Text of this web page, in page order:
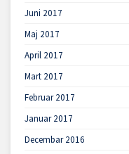
Juni 2017
Maj 2017
April 2017
Mart 2017
Februar 2017
Januar 2017
Decembar 2016